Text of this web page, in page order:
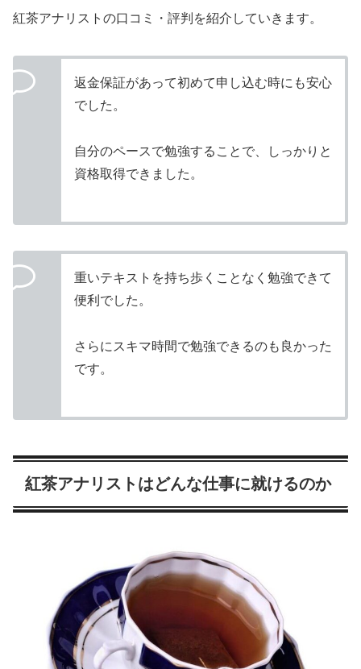
紅茶アナリストの口コミ・評判を紹介していきます。
返金保証があって初めて申し込む時にも安心
でした。
自分のペースで勉強することで、しっかりと
資格取得できました。
重いテキストを持ち歩くことなく勉強できて
便利でした。
さらにスキマ時間で勉強できるのも良かった
です。
紅茶アナリストはどんな仕事に就けるのか